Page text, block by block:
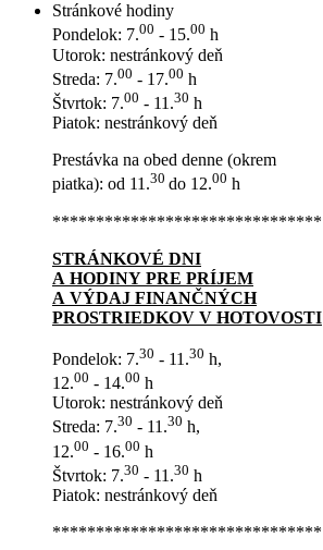
Stránkové hodiny
Pondelok: 7.00 - 15.00 h
Utorok: nestránkový deň
Streda: 7.00 - 17.00 h
Štvrtok: 7.00 - 11.30 h
Piatok: nestránkový deň
Prestávka na obed denne (okrem
piatka): od 11.30 do 12.00 h
*******************************
STRÁNKOVÉ DNI
A HODINY PRE PRÍJEM
A VÝDAJ FINANČNÝCH
PROSTRIEDKOV V HOTOVOSTI
Pondelok: 7.30 - 11.30 h,
12.00 - 14.00 h
Utorok: nestránkový deň
Streda: 7.30 - 11.30 h,
12.00 - 16.00 h
Štvrtok: 7.30 - 11.30 h
Piatok: nestránkový deň
*******************************